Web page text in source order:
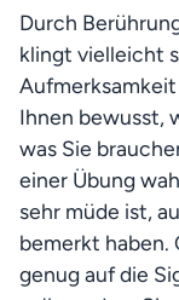
Durch
klingt vielleicht
Ihnen bewusst,
was Sie
einer Übung
sehr müde ist,
bemerkt haben.
genug auf die